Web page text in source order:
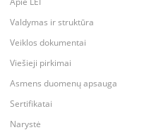
Valdymas ir struktūra
Veiklos dokumentai
Viešieji pirkimai
Asmens duomenų apsauga
Sertifikatai
Narystė